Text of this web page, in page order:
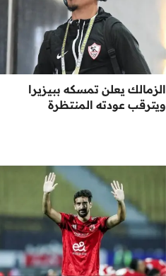
الزمالك يعلن تمسكه ببيزيرا
ويترقب عودته المنتظرة